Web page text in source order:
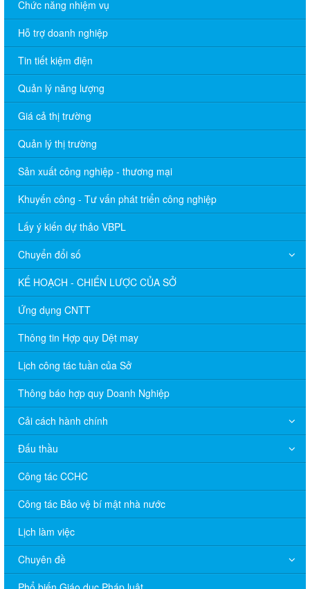
Chức năng nhiệm vụ
Hỗ trợ doanh nghiệp
Tin tiết kiệm điện
Quản lý năng lượng
Giá cả thị trường
Quản lý thị trường
Sản xuất công nghiệp - thương mại
Khuyến công - Tư vấn phát triển công nghiệp
Lấy ý kiến dự thảo VBPL
Chuyển đổi số
KẾ HOẠCH - CHIẾN LƯỢC CỦA SỞ
Ứng dụng CNTT
Thông tin Hợp quy Dệt may
Lịch công tác tuần của Sở
Thông báo hợp quy Doanh Nghiệp
Cải cách hành chính
Đấu thầu
Công tác CCHC
Công tác Bảo vệ bí mật nhà nước
Lịch làm việc
Chuyên đề